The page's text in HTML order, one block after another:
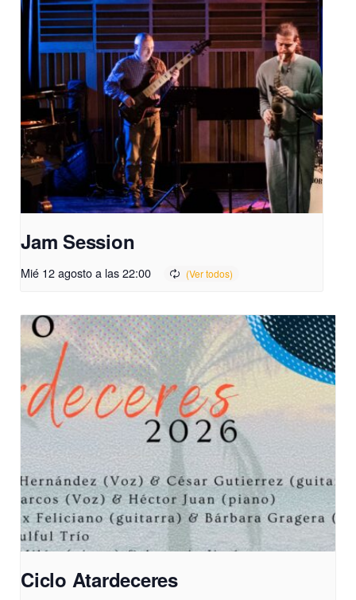
Jam Session
Mié 12 agosto a las 22:00
Ciclo Atardeceres